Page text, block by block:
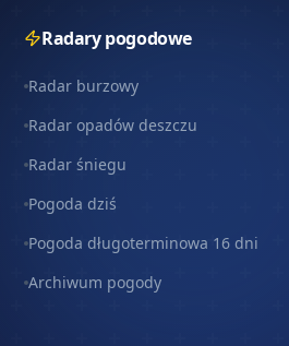
Radary pogodowe
Radar burzowy
Radar opadów deszczu
Radar śniegu
Pogoda dziś
Pogoda długoterminowa 16 dni
Archiwum pogody